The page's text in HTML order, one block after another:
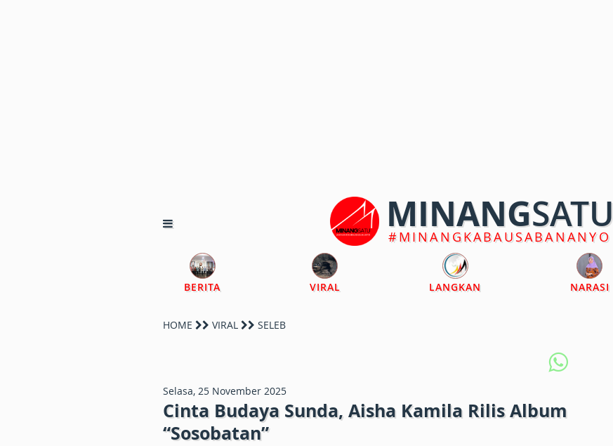
MINANGSATU
#MINANGKABAUSABANANYO
BERITA VIRAL LANGKAN NARASI
HOME VIRAL SELEB
Selasa, 25 November 2025
Cinta Budaya Sunda, Aisha Kamila Rilis Album
“Sosobatan”